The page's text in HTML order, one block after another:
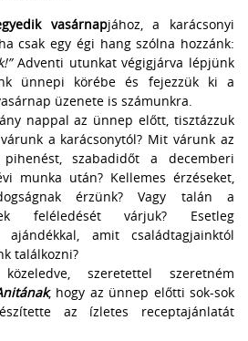
vasárnapjához, a karácsonyi
csak egy égi hang szólna hozzánk:
Adventi utunkat végigjárva lépjünk
ünnepi körébe és fejezzük ki a
üzenete is számunkra.
nappal az ünnep előtt, tisztázzuk
a karácsonytól? Mit várunk az
szabadidőt a decemberi
munka után? Kellemes érzéseket,
érzünk? Vagy talán a
feléledését várjuk? Esetleg
ajándékkal, amit családtagjainktól
találkozni?
szeretettel szeretném
, hogy az ünnep előtti sok-sok
az ízletes receptajánlatát